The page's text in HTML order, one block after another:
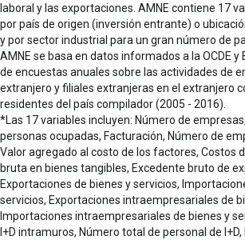
laboral y las exportaciones. AMNE contiene 17
por país de origen (inversión entrante) o
y por sector industrial para un gran número de
AMNE se basa en datos informados a la OCDE
de encuestas anuales sobre las actividades de
extranjero y filiales extranjeras en el extranjero
residentes del país compilador (2005 - 2016).
*Las 17 variables incluyen: Número de
personas ocupadas, Facturación, Número de
Valor agregado al costo de los factores, Costos
bruta en bienes tangibles, Excedente bruto de
Exportaciones de bienes y servicios,
servicios, Exportaciones intraempresariales de
Importaciones intraempresariales de bienes y
I+D intramuros, Número total de personal de